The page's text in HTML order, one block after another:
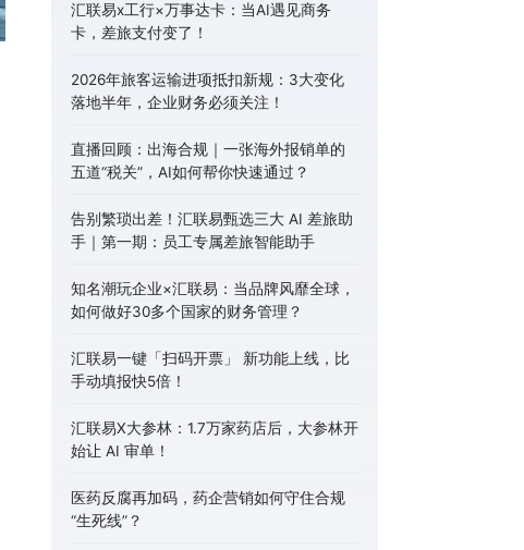
汇联易x工行×万事达卡：当AI遇见商务
卡，差旅支付变了！
2026年旅客运输进项抵扣新规：3大变化
落地半年，企业财务必须关注！
直播回顾：出海合规｜一张海外报销单的
五道“税关”，AI如何帮你快速通过？
告别繁琐出差！汇联易甄选三大 AI 差旅助
手｜第一期：员工专属差旅智能助手
知名潮玩企业×汇联易：当品牌风靡全球，
如何做好30多个国家的财务管理？
汇联易一键「扫码开票」 新功能上线，比
手动填报快5倍！
汇联易X大参林：1.7万家药店后，大参林开
始让 AI 审单！
医药反腐再加码，药企营销如何守住合规
“生死线”？